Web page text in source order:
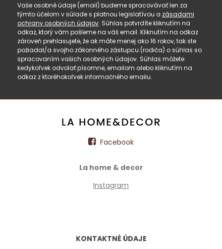
Vaše osobné údaje (email) budeme spracovávať len za
týmto účelom v súlade s platnou legislatívou a zásadami
ochrany osobných údajov. Súhlas potvrdíte kliknutím na
odkaz, ktorý vám pošleme na váš email. Kliknutím na odkaz
zároveň prehlasujete, že ak máte menej ako 16 rokov, tak ste
požiadal/a svojho zákonného zástupcu (rodiča) o súhlas so
spracovaním vašich osobných údajov. Súhlas môžete
kedykoľvek odvolať písomne, emailom alebo kliknutím na
odkaz z ktoréhokoľvek informačného emailu.
Facebook
La home & decor
Instagram
KONTAKTNÉ ÚDAJE